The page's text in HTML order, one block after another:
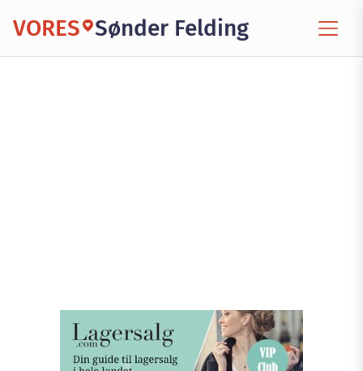
VORES Sønder Felding